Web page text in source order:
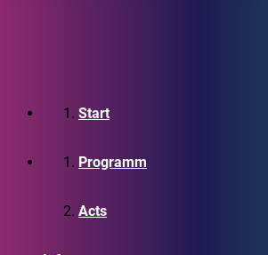
Start
Programm
Acts